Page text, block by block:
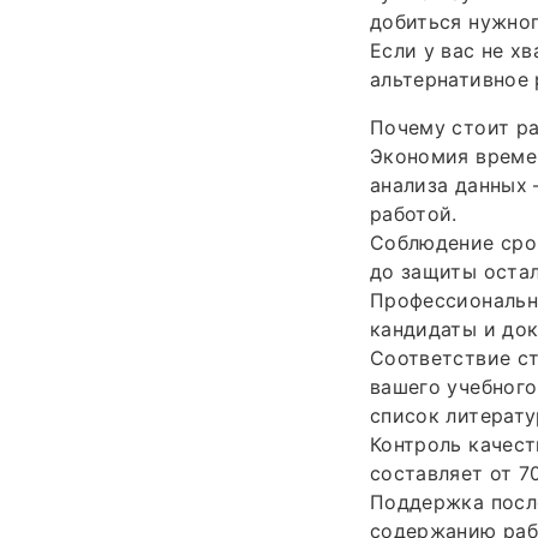
добиться
Если у вас не
Почему стоит
Экономия
анализа
работой.
Соблюдение
до защиты
кандидаты и
Соответствие
вашего
список
Контроль
составляет от
Поддержка
содержанию